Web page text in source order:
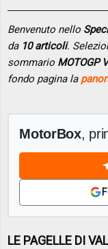
Benvenuto nello
da 10 articoli.
sommario MOTOGP
fondo pagina la
MotorBox,
LE PAGELLE DI